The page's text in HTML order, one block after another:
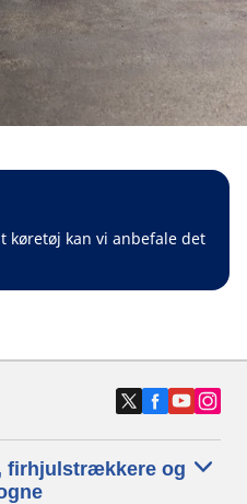
køretøj kan vi anbefale det
firhjulstrækkere og